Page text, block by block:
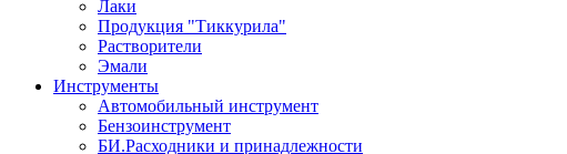
Лаки
Продукция "Тиккурила"
Растворители
Эмали
Инструменты
Автомобильный инструмент
Бензоинструмент
БИ.Расходники и принадлежности